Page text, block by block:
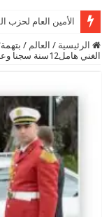
الأمين العام
الرئيسية / العالم /
الغني هامل12سنة سجنا وعدد من افراد اسرته